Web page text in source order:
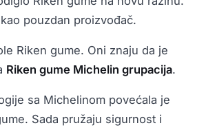
pouzdan proizvođač.
Riken gume. Oni znaju da je
Riken gume Michelin grupacija.
sa Michelinom povećala je
Sada pružaju sigurnost i